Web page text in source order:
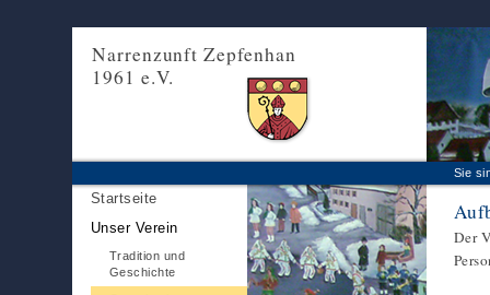
Narrenzunft Zepfenhan
1961 e.V.
Sie
Startseite
Unser Verein
Tradition und
Geschichte
Der